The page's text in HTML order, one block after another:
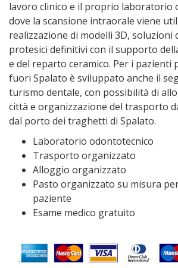
lavoro clinico e il proprio laboratorio
dove la scansione intraorale viene
realizzazione di modelli 3D, soluzioni
protesici definitivi con il supporto
e del reparto ceramico. Per i pazienti
fuori Spalato è sviluppato anche il
turismo dentale, con possibilità di
città e organizzazione del trasporto
dal porto dei traghetti di Spalato.
Laboratorio odontotecnico
Trasporto organizzato
Alloggio organizzato
Pasto organizzato su misura
paziente
Esame medico gratuito